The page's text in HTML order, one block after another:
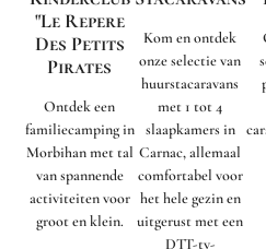
"Le Repere
Des Petits
Pirates
Ontdek een
familiecamping in
Morbihan met tal
van spannende
activiteiten voor
groot en klein.
Kom en ontdek
onze selectie van
huurstacaravans
met 1 tot 4
slaapkamers in
Carnac, allemaal
comfortabel voor
het hele gezin en
uitgerust met een
DTT-tv-